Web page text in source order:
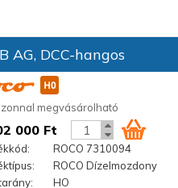
AG, DCC-hangos
megvásárolható
000 Ft
ROCO 7310094
ROCO Dízelmozdony
HO